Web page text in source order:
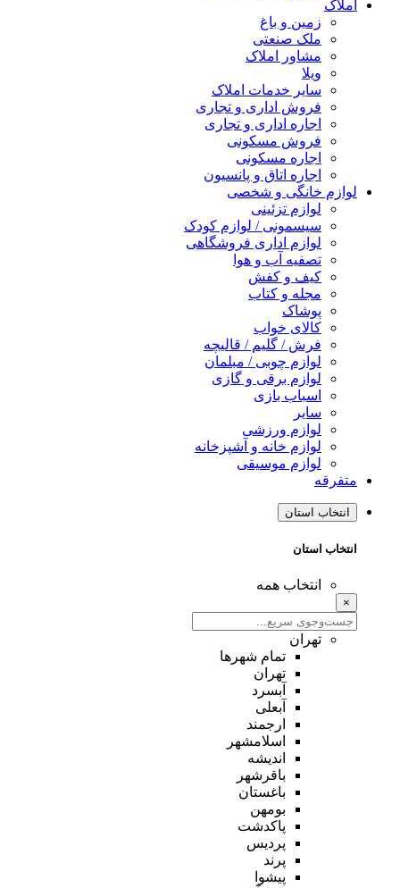
املاک
زمین و باغ
ملک صنعتی
مشاور املاک
ویلا
سایر خدمات املاک
فروش اداری و تجاری
اجاره اداری و تجاری
فروش مسکونی
اجاره مسکونی
اجاره اتاق و پانسیون
لوازم خانگی و شخصی
لوازم تزئینی
سیسمونی / لوازم کودک
لوازم اداری فروشگاهی
تصفیه آب و هوا
کیف و کفش
مجله و کتاب
پوشاک
کالای خواب
فرش / گلیم / قالیچه
لوازم چوبی / مبلمان
لوازم برقی و گازی
اسباب بازی
سایر
لوازم ورزشی
لوازم خانه و آشپزخانه
لوازم موسیقی
متفرقه
انتخاب استان
انتخاب استان
انتخاب همه
×
تهران
تمام شهر‌ها
تهران
آبسرد
آبعلی
ارجمند
اسلامشهر
اندیشه
باقرشهر
باغستان
بومهن
پاکدشت
پردیس
پرند
پیشوا